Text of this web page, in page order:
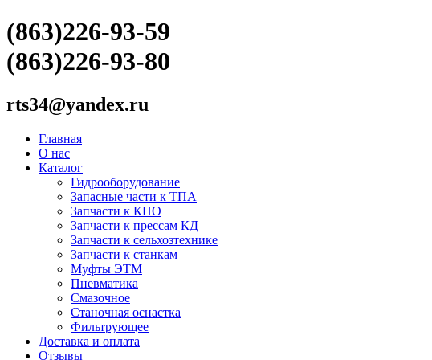
(863)226-93-59
(863)226-93-80
rts34@yandex.ru
Главная
О нас
Каталог
Гидрооборудование
Запасные части к ТПА
Запчасти к КПО
Запчасти к прессам КД
Запчасти к сельхозтехнике
Запчасти к станкам
Муфты ЭТМ
Пневматика
Смазочное
Станочная оснастка
Фильтрующее
Доставка и оплата
Отзывы